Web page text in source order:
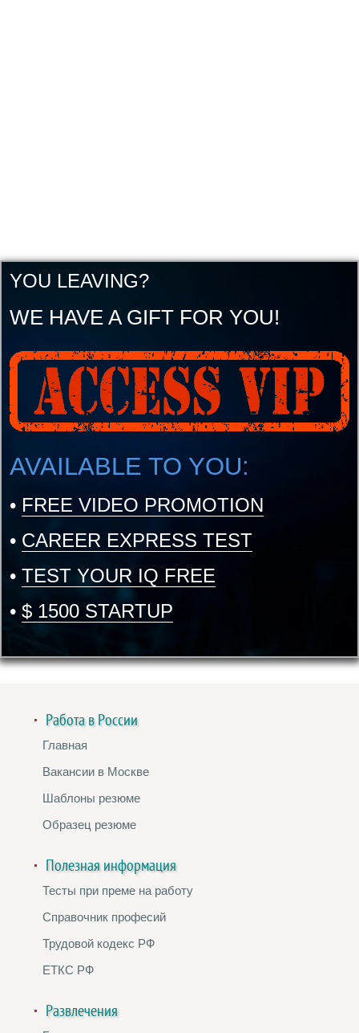
YOU LEAVING?
WE HAVE A GIFT FOR YOU!
AVAILABLE TO YOU:
• FREE VIDEO PROMOTION
• CAREER EXPRESS TEST
• TEST YOUR IQ FREE
• $ 1500 STARTUP
Работа в России
Главная
Вакансии в Москве
Шаблоны резюме
Образец резюме
Полезная информация
Тесты при преме на работу
Справочник професий
Трудовой кодекс РФ
ЕТКС РФ
Развлечения